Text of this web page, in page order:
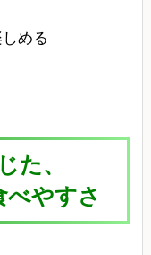
める
た、
やすさ